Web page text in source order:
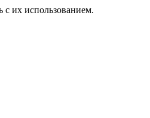
их использованием.